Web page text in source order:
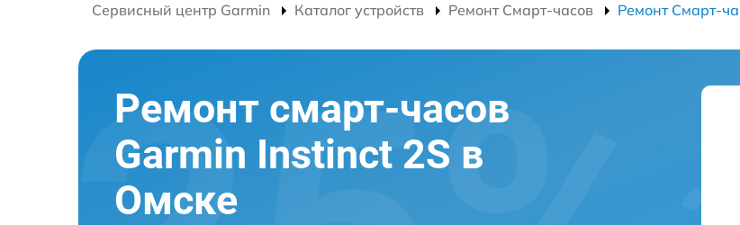
Сервисный центр Garmin Каталог устройств Ремонт Смарт-часов Ремонт Смарт-
Ремонт смарт-часов
Garmin Instinct 2S в
Омске